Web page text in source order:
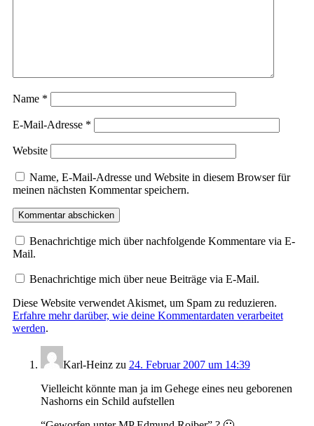
Name *
E-Mail-Adresse *
Website
Name, E-Mail-Adresse und Website in diesem Browser für
meinen nächsten Kommentar speichern.
Benachrichtige mich über nachfolgende Kommentare via E-
Mail.
Benachrichtige mich über neue Beiträge via E-Mail.
Diese Website verwendet Akismet, um Spam zu reduzieren.
Erfahre mehr darüber, wie deine Kommentardaten verarbeitet
werden.
Karl-Heinzzu 24. Februar 2007 um 14:39
Vielleicht könnte man ja im Gehege eines neu geborenen
Nashorns ein Schild aufstellen